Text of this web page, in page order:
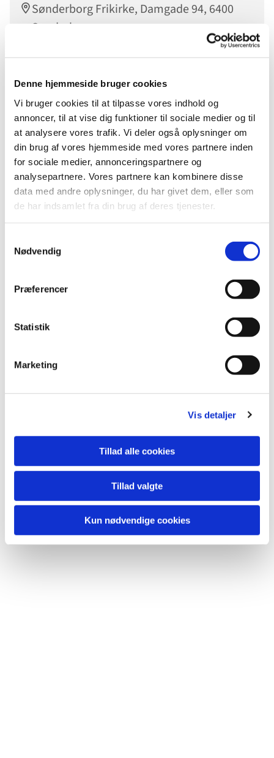
Denne hjemmeside bruger cookies
Vi bruger cookies til at tilpasse vores indhold og
annoncer, til at vise dig funktioner til sociale medier og til
at analysere vores trafik. Vi deler også oplysninger om
din brug af vores hjemmeside med vores partnere inden
for sociale medier, annonceringspartnere og
analysepartnere. Vores partnere kan kombinere disse
data med andre oplysninger, du har givet dem, eller som
de har indsamlet fra din brug af deres tjenester.
Nødvendig
Præferencer
Statistik
Marketing
Vis detaljer
Tillad alle cookies
Tillad valgte
Kun nødvendige cookies
Sønderborg Frikirke, Damgade 94, 6400
Sønderborg
BigBuffer er fællesskab for unge mellem 18 og 27 år. Der
arbejdes på at få gode og sunde relationer til andre unge,
hver gang vil der være tid til at dykke ned i biblen - men
også tid til at tale sammen, hygge sammen og lave sjove
aktiviteter.
Du er velkommen uanset om du har din daglige gang i
Sønderborg Frikirke eller ej.
Du vil måske også kunne lide...